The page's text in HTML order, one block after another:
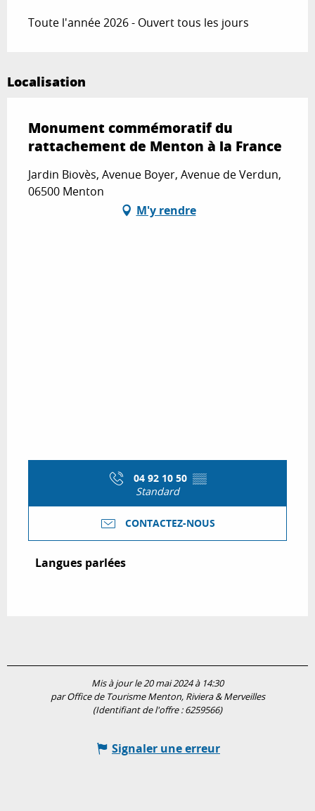
Toute l'année 2026 - Ouvert tous les jours
Localisation
Monument commémoratif du
rattachement de Menton à la France
Jardin Biovès, Avenue Boyer, Avenue de Verdun,
06500 Menton
M'y rendre
04 92 10 50 ▒▒
Standard
CONTACTEZ-NOUS
Langues parlées
Langues parlées
Mis à jour le 20 mai 2024 à 14:30
par Office de Tourisme Menton, Riviera & Merveilles
(Identifiant de l'offre :6259566)
Signaler une erreur